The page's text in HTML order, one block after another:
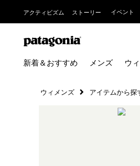
アクティビズム ストーリー イベント
新着＆おすすめ メンズ ウ
ウィメンズ アイテムから探